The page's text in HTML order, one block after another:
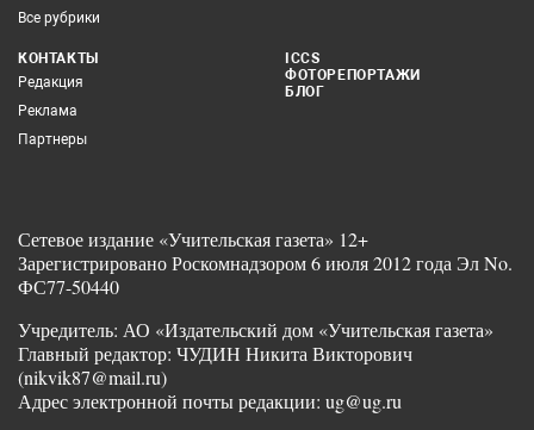
Все рубрики
КОНТАКТЫ
Редакция
Реклама
Партнеры
ICCS
ФОТОРЕПОРТАЖИ
БЛОГ
Сетевое издание «Учительская газета» 12+
Зарегистрировано Роскомнадзором 6 июля 2012 года Эл No.
ФС77-50440
Учредитель: АО «Издательский дом «Учительская газета»
Главный редактор: ЧУДИН Никита Викторович
(nikvik87@mail.ru)
Адрес электронной почты редакции: ug@ug.ru